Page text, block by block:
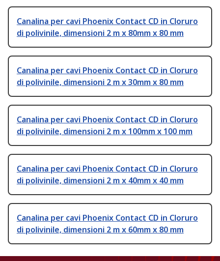
Canalina per cavi Phoenix Contact CD in Cloruro
di polivinile, dimensioni 2 m x 80mm x 80 mm
Canalina per cavi Phoenix Contact CD in Cloruro
di polivinile, dimensioni 2 m x 30mm x 80 mm
Canalina per cavi Phoenix Contact CD in Cloruro
di polivinile, dimensioni 2 m x 100mm x 100 mm
Canalina per cavi Phoenix Contact CD in Cloruro
di polivinile, dimensioni 2 m x 40mm x 40 mm
Canalina per cavi Phoenix Contact CD in Cloruro
di polivinile, dimensioni 2 m x 60mm x 80 mm